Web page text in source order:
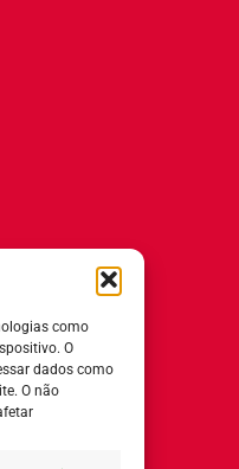
como
O
dados como
O não